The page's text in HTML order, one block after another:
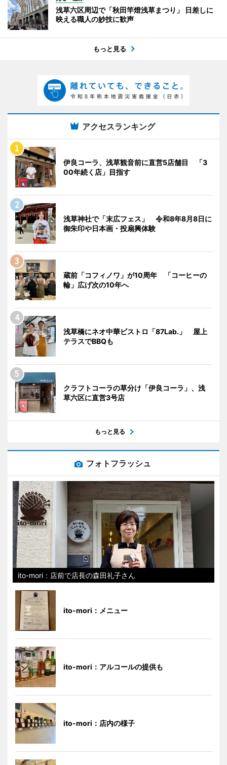
浅草六区周辺で「秋田竿燈浅草まつり」 日差しに
映える職人の妙技に歓声
もっと見る
アクセスランキング
伊良コーラ、浅草観音前に直営5店舗目 「3
00年続く店」目指す
浅草神社で「末広フェス」 令和8年8月8日に
御朱印や日本画・投扇興体験
蔵前「コフィノワ」が10周年 「コーヒーの
輪」広げ次の10年へ
浅草橋にネオ中華ビストロ「87Lab.」 屋上
テラスでBBQも
クラフトコーラの草分け「伊良コーラ」、浅
草六区に直営3号店
もっと見る
フォトフラッシュ
ito-mori：店前で店長の森田礼子さん
ito-mori：メニュー
ito-mori：アルコールの提供も
ito-mori：店内の様子